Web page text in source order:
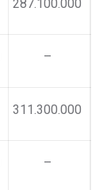
287.100.000
–
311.300.000
–